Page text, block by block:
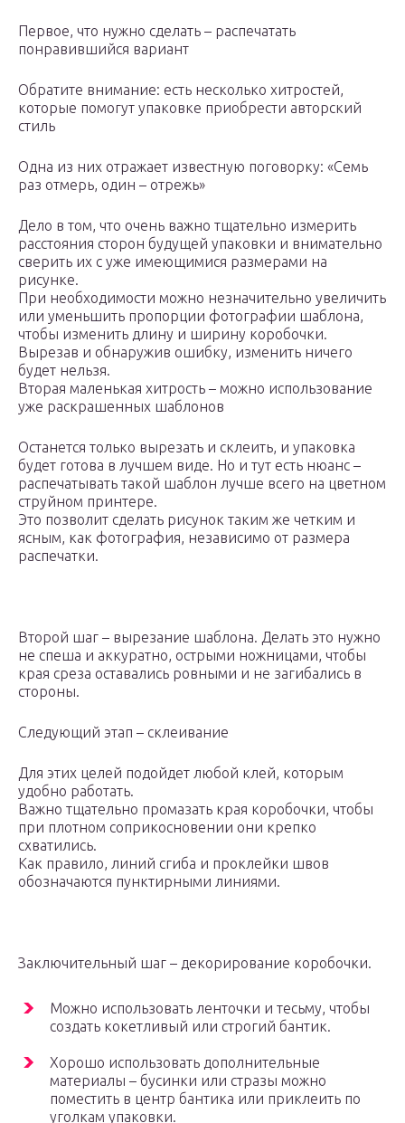
Первое, что нужно сделать – распечатать
понравившийся вариант
Обратите внимание: есть несколько хитростей,
которые помогут упаковке приобрести авторский
стиль
Одна из них отражает известную поговорку: «Семь
раз отмерь, один – отрежь»
Дело в том, что очень важно тщательно измерить
расстояния сторон будущей упаковки и внимательно
сверить их с уже имеющимися размерами на
рисунке.
При необходимости можно незначительно увеличить
или уменьшить пропорции фотографии шаблона,
чтобы изменить длину и ширину коробочки.
Вырезав и обнаружив ошибку, изменить ничего
будет нельзя.
Вторая маленькая хитрость – можно использование
уже раскрашенных шаблонов
Останется только вырезать и склеить, и упаковка
будет готова в лучшем виде. Но и тут есть нюанс –
распечатывать такой шаблон лучше всего на цветном
струйном принтере.
Это позволит сделать рисунок таким же четким и
ясным, как фотография, независимо от размера
распечатки.
Второй шаг – вырезание шаблона. Делать это нужно
не спеша и аккуратно, острыми ножницами, чтобы
края среза оставались ровными и не загибались в
стороны.
Следующий этап – склеивание
Для этих целей подойдет любой клей, которым
удобно работать.
Важно тщательно промазать края коробочки, чтобы
при плотном соприкосновении они крепко
схватились.
Как правило, линий сгиба и проклейки швов
обозначаются пунктирными линиями.
Заключительный шаг – декорирование коробочки.
Можно использовать ленточки и тесьму, чтобы
создать кокетливый или строгий бантик.
Хорошо использовать дополнительные
материалы – бусинки или стразы можно
поместить в центр бантика или приклеить по
уголкам упаковки.